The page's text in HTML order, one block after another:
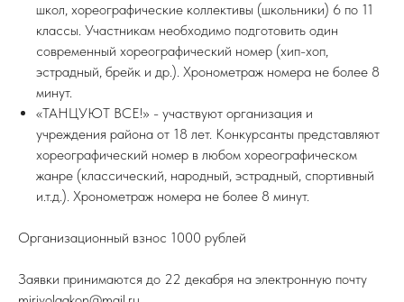
школ, хореографические коллективы (школьники) 6 по 11
классы. Участникам необходимо подготовить один
современный хореографический номер (хип-хоп,
эстрадный, брейк и др.). Хронометраж номера не более 8
минут.
«ТАНЦУЮТ ВСЕ!» - участвуют организация и
учреждения района от 18 лет. Конкурсанты представляют
хореографический номер в любом хореографическом
жанре (классический, народный, эстрадный, спортивный
и.т.д.). Хронометраж номера не более 8 минут.
Организационный взнос 1000 рублей
Заявки принимаются до 22 декабря на электронную почту